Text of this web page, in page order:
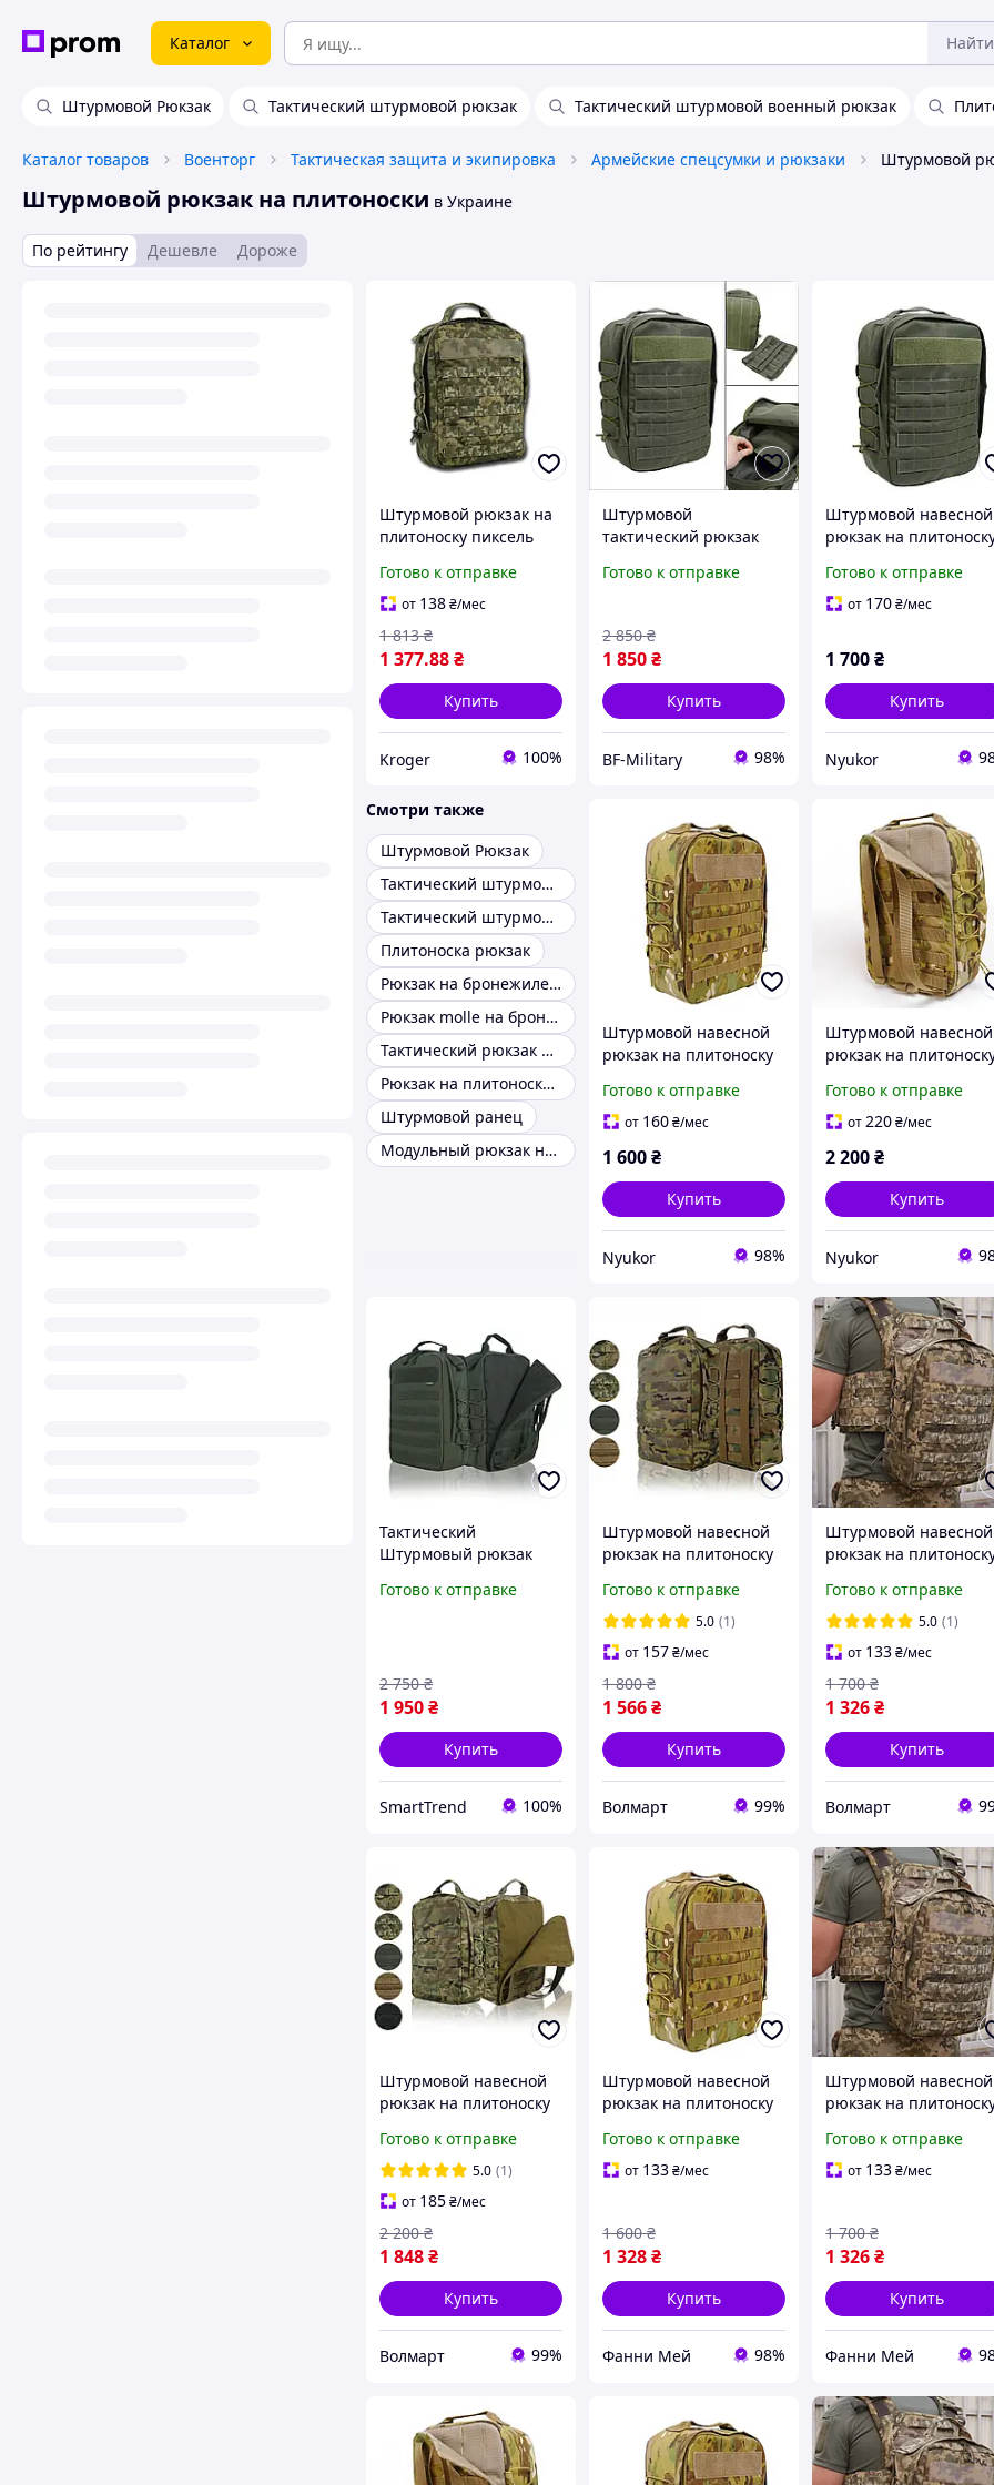
Каталог Найти
Штурмовой Рюкзак Тактический штурмовой рюкзак Тактический штурмовой военный рюкзак
Каталог товаров Военторг Тактическая защита и экипировка Армейские спецсумки и рюкзаки Штурмовой
Штурмовой рюкзак на плитоноски в Украине
По рейтингу Дешевле Дороже
Штурмовой рюкзак на
плитоноску пиксель
Тактический
однодневный навесной
рюкзак
Готово к отправке
от 138₴/мес
1 377.88₴
1 813 ₴
Купить
Kroger 100%
Штурмовой
тактический рюкзак
(10 литров)
рейдовый рюкзак хаки
молле
Готово к отправке
1 850₴
2 850 ₴
Купить
BF-Military 98%
Штурмовой навесной
рюкзак на
тактический
однодневный рюкзак
Готово к отправке
от 170₴/мес
1 700₴
Купить
Nyukor
Смотри также
Штурмовой Рюкзак
Тактический штурмовой рюкзак
Тактический штурмовой военный рюкзак
Плитоноска рюкзак
Рюкзак на бронежилет мультикам
Рюкзак molle на бронежилет
Тактический рюкзак мультикам для плитоноски
Рюкзак на плитоноску тактический
Штурмовой ранец
Модульный рюкзак на плитоноску тактический
Штурмовой навесной
рюкзак на плитоноску
тактический
однодневный рюкзак
Готово к отправке
от 160₴/мес
1 600₴
Купить
Nyukor 98%
Штурмовой навесной
рюкзак на
тактический
однодневный рюкзак
Готово к отправке
от220₴/мес
2 200₴
Купить
Nyukor
Тактический
Штурмовый рюкзак
рюкзак на плитоноске
Готово к отправке
1 950₴
2 750 ₴
Купить
SmartTrend 100%
Штурмовой навесной
рюкзак на плитоноску
тактический
однодневный рюкзак
на MOLLE
Готово к отправке
5.0 (1)
от 157₴/мес
1 566₴
1 800 ₴
Купить
Волмарт 99%
Штурмовой навесной
рюкзак на
однодневный рюкзак
на MOLLE
Готово к отправке
5.0 (1)
от 133₴/мес
1 326₴
1 700 ₴
Купить
Волмарт
Штурмовой навесной
рюкзак на плитоноску
тактический
однодневный рюкзак
на MOLLE
Готово к отправке
5.0 (1)
от 185₴/мес
1 848₴
2 200 ₴
Купить
Волмарт 99%
Штурмовой навесной
рюкзак на плитоноску
тактический
однодневный рюкзак
Готово к отправке
от 133₴/мес
1 328₴
1 600 ₴
Купить
Фанни Мей 98%
Штурмовой навесной
рюкзак на
однодневный рюкзак
на MOLLE
Готово к отправке
от 133₴/мес
1 326₴
1 700 ₴
Купить
Фанни Мей